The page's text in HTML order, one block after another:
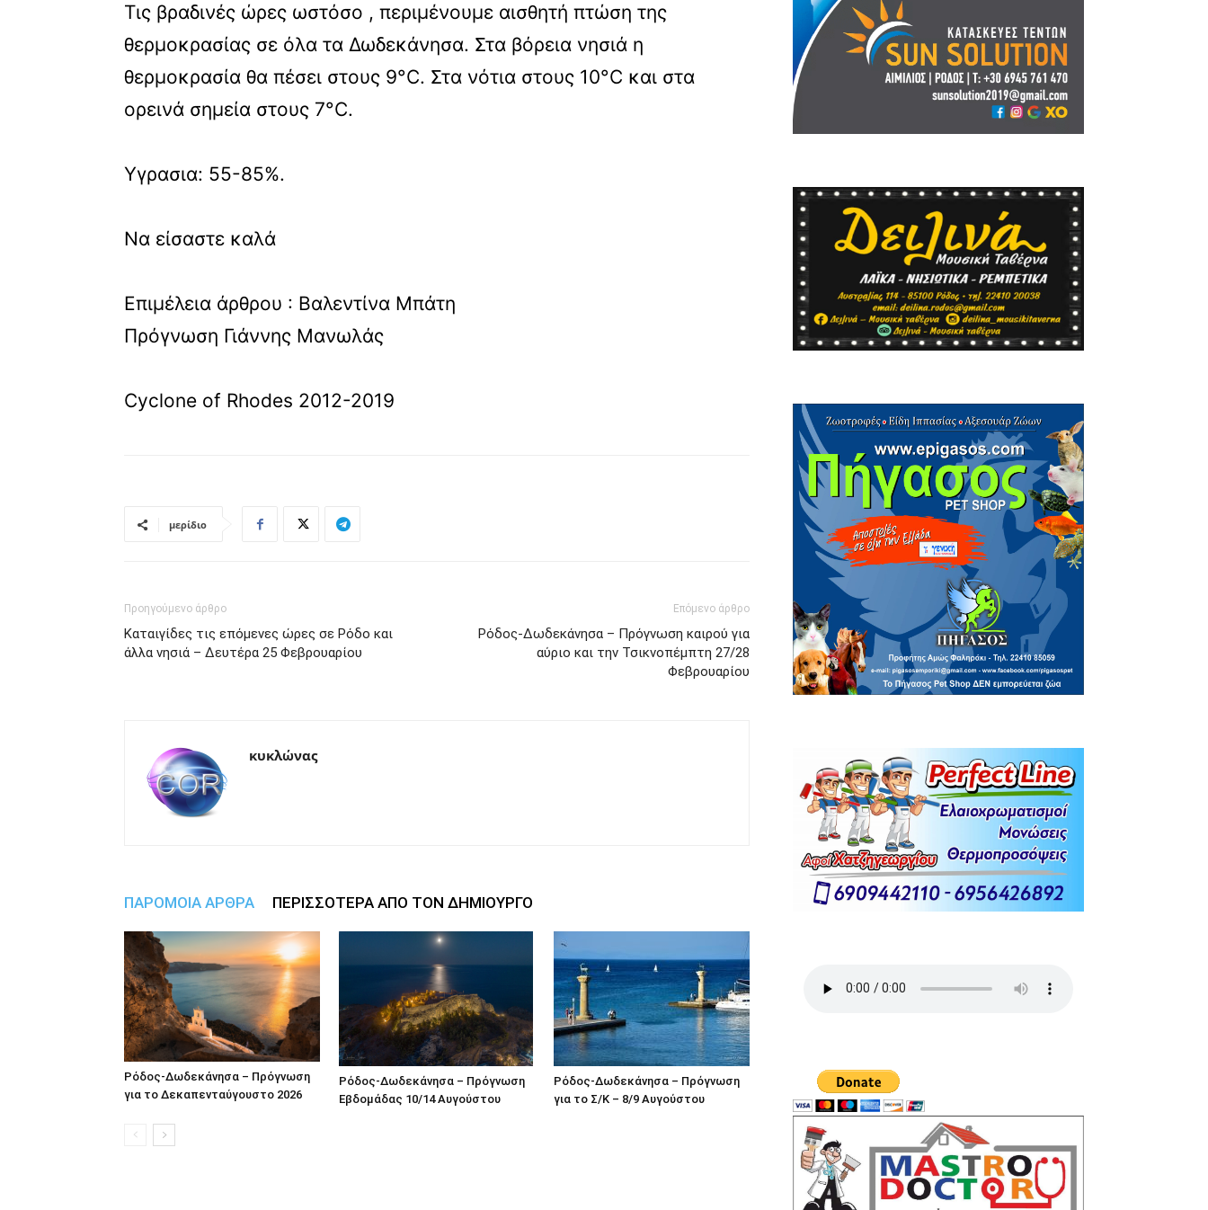
Τις βραδινές ώρες ωστόσο , περιμένουμε αισθητή πτώση της
θερμοκρασίας σε όλα τα Δωδεκάνησα. Στα βόρεια νησιά η
θερμοκρασία θα πέσει στους 9°C. Στα νότια στους 10°C και στα
ορεινά σημεία στους 7°C.
Υγρασια: 55-85%.
Να είσαστε καλά
Επιμέλεια άρθρου : Βαλεντίνα Μπάτη
Πρόγνωση Γιάννης Μανωλάς
Cyclone of Rhodes 2012-2019
μερίδιο
Προηγούμενο άρθρο
Καταιγίδες τις επόμενες ώρες σε Ρόδο και
άλλα νησιά – Δευτέρα 25 Φεβρουαρίου
Επόμενο άρθρο
Ρόδος-Δωδεκάνησα – Πρόγνωση καιρού για
αύριο και την Τσικνοπέμπτη 27/28
Φεβρουαρίου
κυκλώνας
ΠΑΡΟΜΟΙΑ ΑΡΘΡΑ ΠΕΡΙΣΣΟΤΕΡΑ ΑΠΟ ΤΟΝ ΔΗΜΙΟΥΡΓΟ
Ρόδος-Δωδεκάνησα – Πρόγνωση
για το Δεκαπενταύγουστο 2026
Ρόδος-Δωδεκάνησα – Πρόγνωση
Εβδομάδας 10/14 Αυγούστου
Ρόδος-Δωδεκάνησα – Πρόγνωση
για το Σ/Κ – 8/9 Αυγούστου